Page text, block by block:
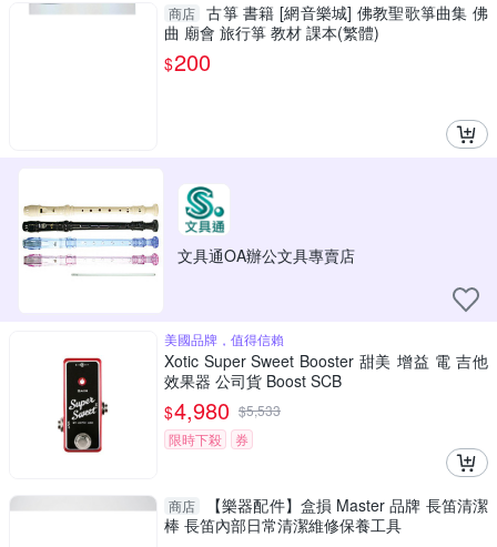
商店 古箏 書籍 [網音樂城] 佛教聖歌箏曲集 佛
曲 廟會 旅行箏 教材 課本(繁體)
$200
文具通OA辦公文具專賣店
美國品牌，值得信賴
Xotic Super Sweet Booster 甜美 增益 電 吉他
效果器 公司貨 Boost SCB
$4,980 $5,533
限時下殺
券
商店
【樂器配件】盒損 Master 品牌 長笛清潔
棒 長笛內部日常清潔維修保養工具